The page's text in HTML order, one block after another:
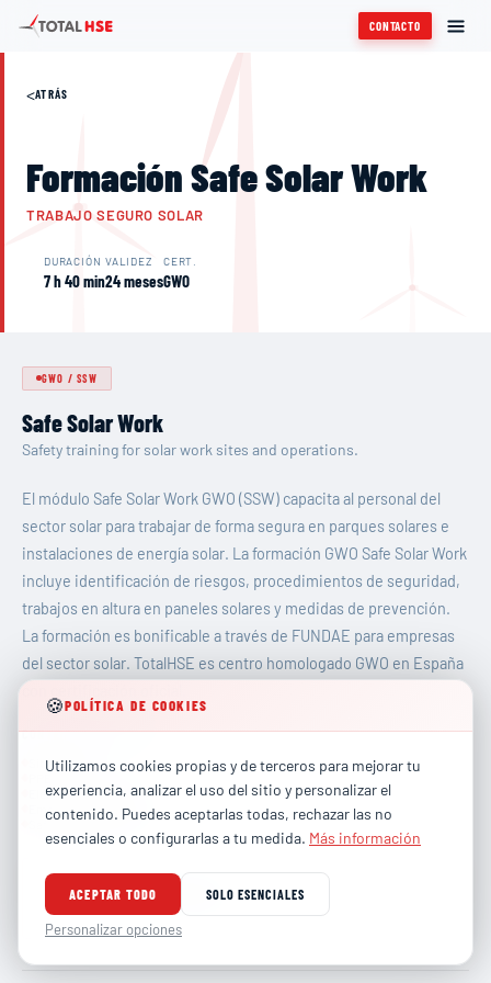
CONTACTO
<ATRÁS
Formación Safe Solar Work
TRABAJO SEGURO SOLAR
DURACIÓN
7 h 40 min
VALIDEZ
24 meses
CERT.
GWO
GWO /SSW
Safe Solar Work
Safety training for solar work sites and operations.
El módulo Safe Solar Work GWO (SSW) capacita al personal del
sector solar para trabajar de forma segura en parques solares e
instalaciones de energía solar. La formación GWO Safe Solar Work
incluye identificación de riesgos, procedimientos de seguridad,
trabajos en altura en paneles solares y medidas de prevención.
La formación es bonificable a través de FUNDAE para empresas
del sector solar. TotalHSE es centro homologado GWO en España
con certificación oficial.
CONTENIDO DEL MÓDULO
Site hazards
Electrical awareness
Emergency procedures
Safe work practices
Descargar Ficha Técnica
Programa completo del curso (PDF)
🍪POLÍTICA DE COOKIES
Utilizamos cookies propias y de terceros para mejorar tu
experiencia, analizar el uso del sitio y personalizar el
contenido. Puedes aceptarlas todas, rechazar las no
esenciales o configurarlas a tu medida. Más información
ACEPTAR TODO SOLO ESENCIALES
Personalizar opciones